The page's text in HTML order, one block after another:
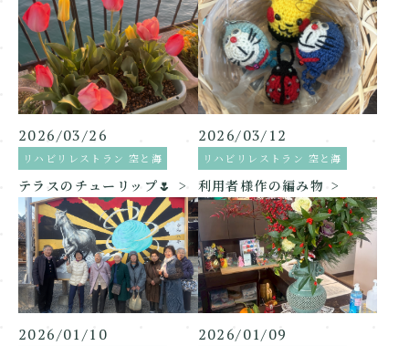
2026/03/26
リハビリレストラン 空と海
テラスのチューリップ🌷
2026/03/12
リハビリレストラン 空と海
利用者様作の編み物
2026/01/10 2026/01/09